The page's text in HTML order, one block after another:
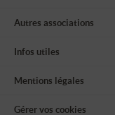
Autres associations
Infos utiles
Mentions légales
Gérer vos cookies